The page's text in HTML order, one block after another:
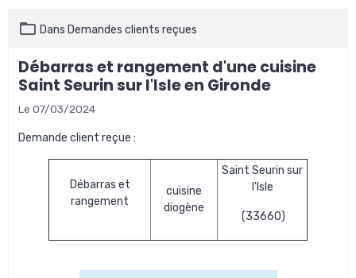
Dans Demandes clients reçues
Débarras et rangement d'une cuisine
Saint Seurin sur l'Isle en Gironde
Le 07/03/2024
Demande client reçue :
Débarras et
rangement
cuisine
diogène
Saint Seurin sur
l'Isle
(33660)